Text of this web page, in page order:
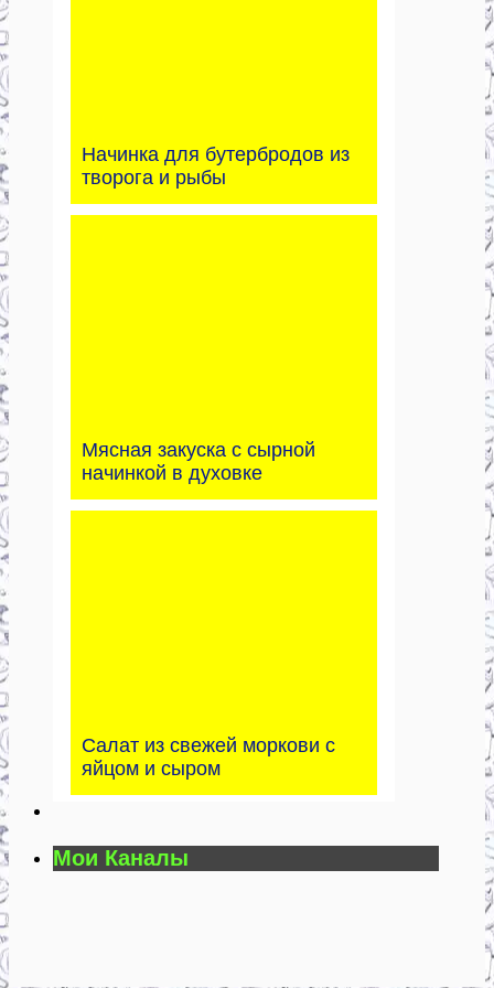
Начинка для бутербродов из
творога и рыбы
Мясная закуска с сырной
начинкой в духовке
Салат из свежей моркови с
яйцом и сыром
Мои Каналы